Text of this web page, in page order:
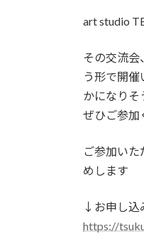
art studio
その交流
う形で開
かになりそ
ぜひご参加
ご参加い
めします
↓お申し込
https://